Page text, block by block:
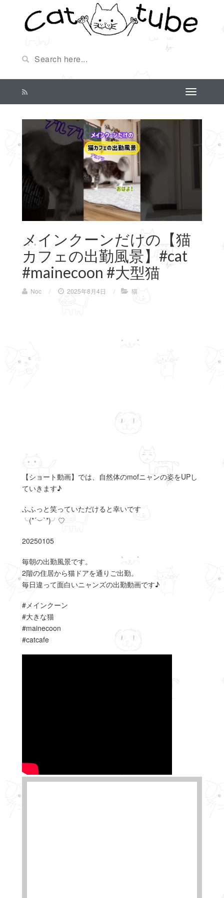
メインクーンだけの【猫
カフェの出勤風景】#cat
#mainecoon #大型猫
Noc / 2025年8月4日 / 猫
【ショート動画】では、自然体のmofニャンの姿をUPし
ていきます♪
ふふっと笑っていただけると幸いです
╰(*´︶`*)╯♡
20250105
毎朝の出勤風景です。
2階の住居から猫ドアを通りご出勤。
毎日違って面白いニャンズの出勤動画です♪
#メインクーン
#大きな猫
#mainecoon
#catcafe